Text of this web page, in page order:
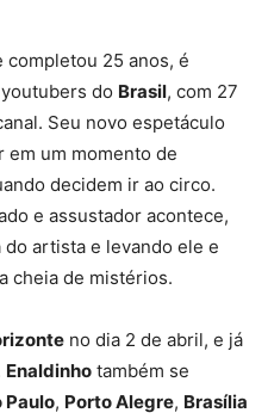
25 anos, é
do Brasil, com 27
Seu novo espetáculo
em um momento de
decidem ir ao circo.
e assustador acontece,
artista e levando ele e
cheia de mistérios.
no dia 2 de abril, e já
Enaldinho também se
Paulo, Porto Alegre, Brasília